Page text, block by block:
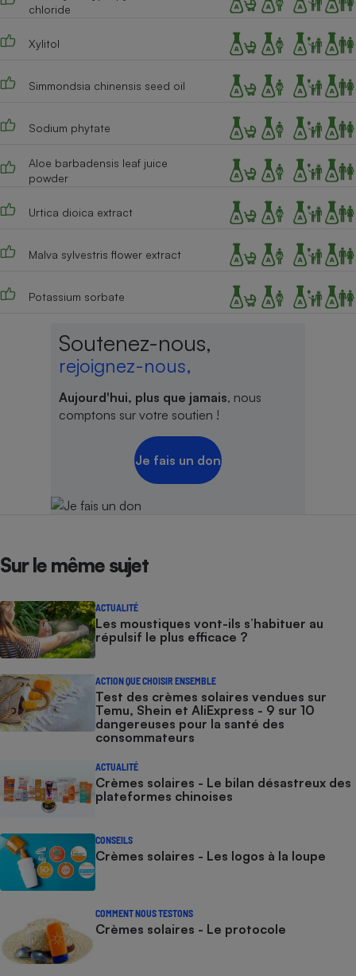
chloride
Xylitol
Simmondsia chinensis seed oil
Sodium phytate
Aloe barbadensis leaf juice
powder
Urtica dioica extract
Malva sylvestris flower extract
Potassium sorbate
Soutenez-nous,
rejoignez-nous,
Aujourd'hui, plus que jamais, nous
comptons sur votre soutien !
Je fais un don
Sur le même sujet
ACTUALITÉ
Les moustiques vont-ils s’habituer au
répulsif le plus efficace ?
ACTION QUE CHOISIR ENSEMBLE
Test des crèmes solaires vendues sur
Temu, Shein et AliExpress - 9 sur 10
dangereuses pour la santé des
consommateurs
ACTUALITÉ
Crèmes solaires - Le bilan désastreux des
plateformes chinoises
CONSEILS
Crèmes solaires - Les logos à la loupe
COMMENT NOUS TESTONS
Crèmes solaires - Le protocole